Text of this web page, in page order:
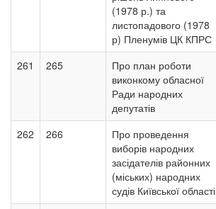
(1978 р.) та
листопадового (1978
р) Пленумів ЦК КПРС
261 265
Про план роботи
виконкому обласної
Ради народних
депутатів
262 266
Про проведення
виборів народних
засідателів районних
(міських) народних
судів Київської області